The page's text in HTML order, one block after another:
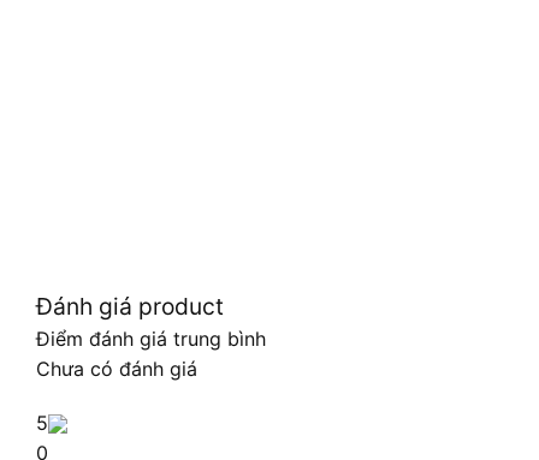
Đánh giá product
Điểm đánh giá trung bình
Chưa có đánh giá
5
0